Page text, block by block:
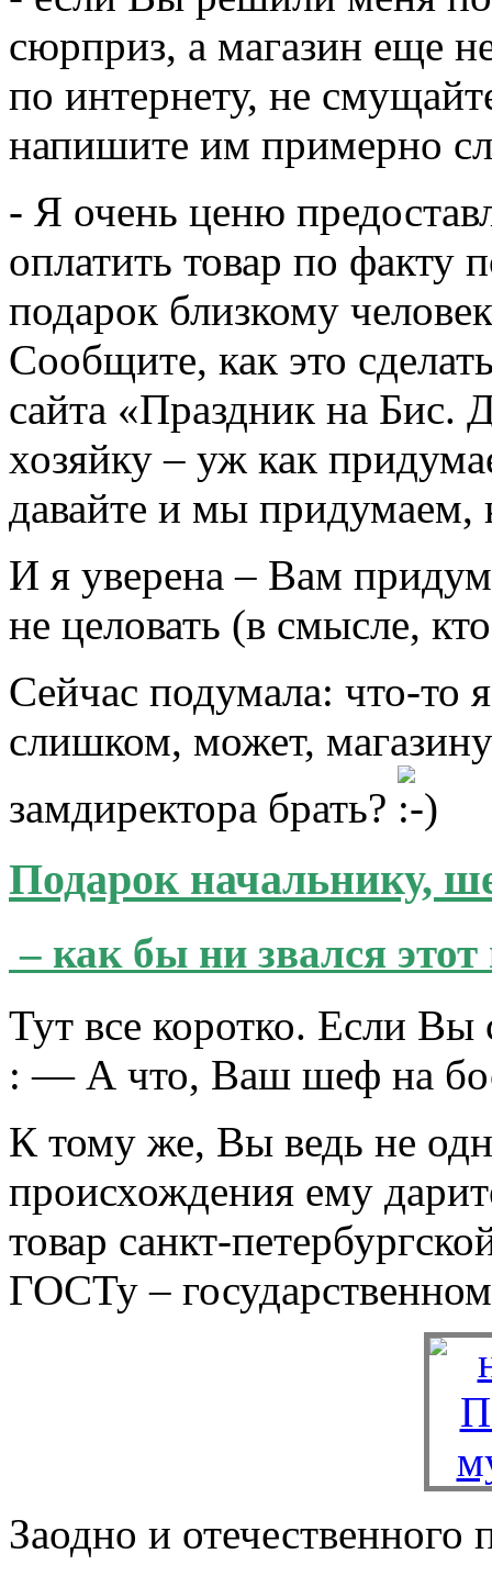
сюрприз, а магазин еще
по интернету, не
напишите им примерно
- Я очень ценю
оплатить товар по факту
подарок близкому
Сообщите, как это
сайта «Праздник на Бис.
хозяйку – уж как
давайте и мы придумаем,
И я уверена – Вам
не целовать (в смысле,
Сейчас подумала: что-то
слишком, может,
замдиректора брать?
Подарок начальнику,
– как бы ни звался
Тут все коротко. Если Вы
: — А что, Ваш шеф на
К тому же, Вы ведь не
происхождения ему
товар санкт-
ГОСТу –
Заодно и отечественного